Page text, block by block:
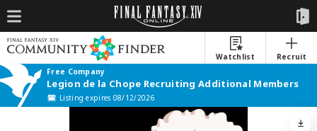
Watchlist
Recruit
Free Company
Legion de la Chope Recruiting Additional Members
Listing expires 08/12/2026